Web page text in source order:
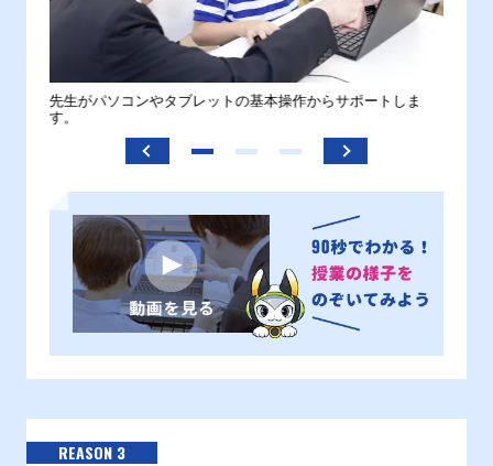
先生がパソコンやタブレットの基本操作からサポートしま
す。
REASON 3